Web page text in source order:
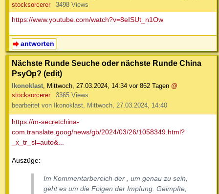
stocksorcerer
3498 Views
https://www.youtube.com/watch?v=8eISUt_n1Ow
antworten
Nächste Runde Seuche oder nächste Runde China
PsyOp? (edit)
Ikonoklast Mittwoch, 27.03.2024, 14:34 vor 862 Tagen @
stocksorcerer
3365 Views
bearbeitet von Ikonoklast, Mittwoch, 27.03.2024, 14:40
https://m-secretchina-
com.translate.goog/news/gb/2024/03/26/1058349.html?
_x_tr_sl=auto&...
Auszüge:
Im Kommentarbereich der , um genau zu sein,
geht es um die Folgen der Impfung. Geimpfte,